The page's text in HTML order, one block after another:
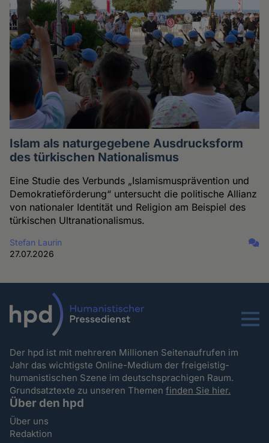
Islam als naturgegebene Ausdrucksform
des türkischen Nationalismus
Eine Studie des Verbunds „Islamismusprävention und
Demokratieförderung“ untersucht die politische Allianz
von nationaler Identität und Religion am Beispiel des
türkischen Ultranationalismus.
Stefan Laurin
27.07.2026
Menu
Der hpd ist mit mehreren Millionen Seitenaufrufen im
Jahr das wichtigste Online-Medium der freigeistig-
humanistischen Szene im deutschsprachigen Raum.
Grundsatztexte zu unseren Themenfinden Sie hier.
Über den hpd
Über uns
Redaktion